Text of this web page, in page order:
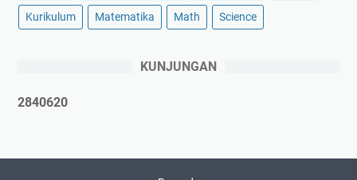
Kurikulum Matematika Math Science
KUNJUNGAN
2840620